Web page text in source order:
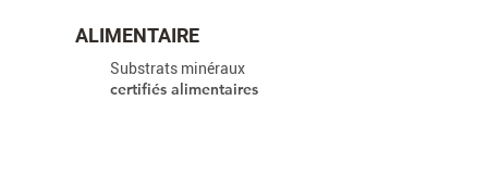
ALIMENTAIRE
Substrats minéraux
certifiés alimentaires